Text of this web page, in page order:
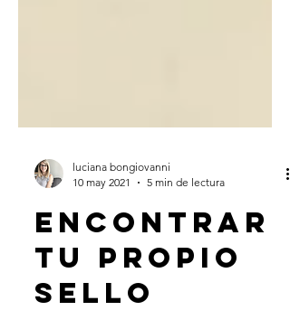
10 may 2021
5 min de lectura
ENCONTRAR
TU PROPIO